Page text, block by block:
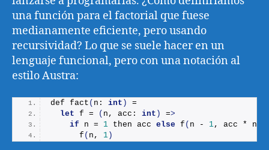
una función para el factorial que fuese
medianamente eficiente, pero usando
recursividad? Lo que se suele hacer en un
lenguaje funcional, pero con una notación al
estilo Austra:
def fact ( n: int )
=
let f = ( n, acc: int ) =>
if n = 1 then acc else f ( n - 1, acc * n
f ( n, 1)